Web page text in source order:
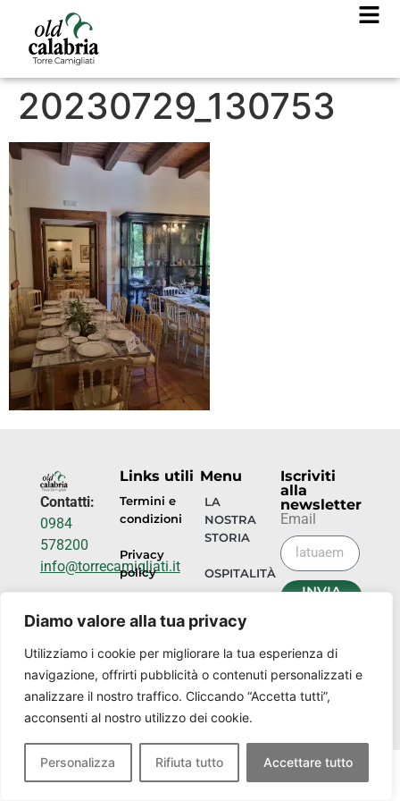
Diamo valore alla tua privacy
Utilizziamo i cookie per migliorare la tua esperienza di
navigazione, offrirti pubblicità o contenuti personalizzati e
analizzare il nostro traffico. Cliccando “Accetta tutti”,
acconsenti al nostro utilizzo dei cookie.
Personalizza Rifiuta tutto Accettare tutto
20230729_130753
Contatti:
0984
578200
info@torrecamigliati.it
Camigliati,
Silano CS
Links utili
Termini e
condizioni
Privacy
policy
Menu
LA
NOSTRA
STORIA
OSPITALITÀ
NOSTRI
LUOGHI
Iscriviti
alla
newsletter
Email
INVIA